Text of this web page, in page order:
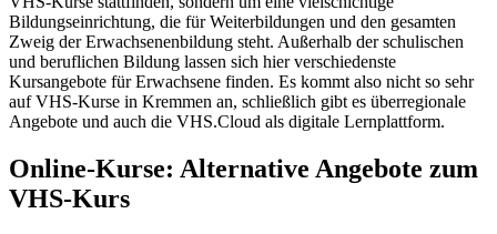
Bildungseinrichtung, die für Weiterbildungen und den gesamten
Zweig der Erwachsenenbildung steht. Außerhalb der schulischen
und beruflichen Bildung lassen sich hier verschiedenste
Kursangebote für Erwachsene finden. Es kommt also nicht so sehr
auf VHS-Kurse in Kremmen an, schließlich gibt es überregionale
Angebote und auch die VHS.Cloud als digitale Lernplattform.
Online-Kurse: Alternative Angebote zum
VHS-Kurs